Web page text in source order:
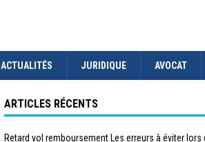
ACTUALITÉS JURIDIQUE AVOCAT
ARTICLES RÉCENTS
Retard vol remboursement Les erreurs à éviter lors